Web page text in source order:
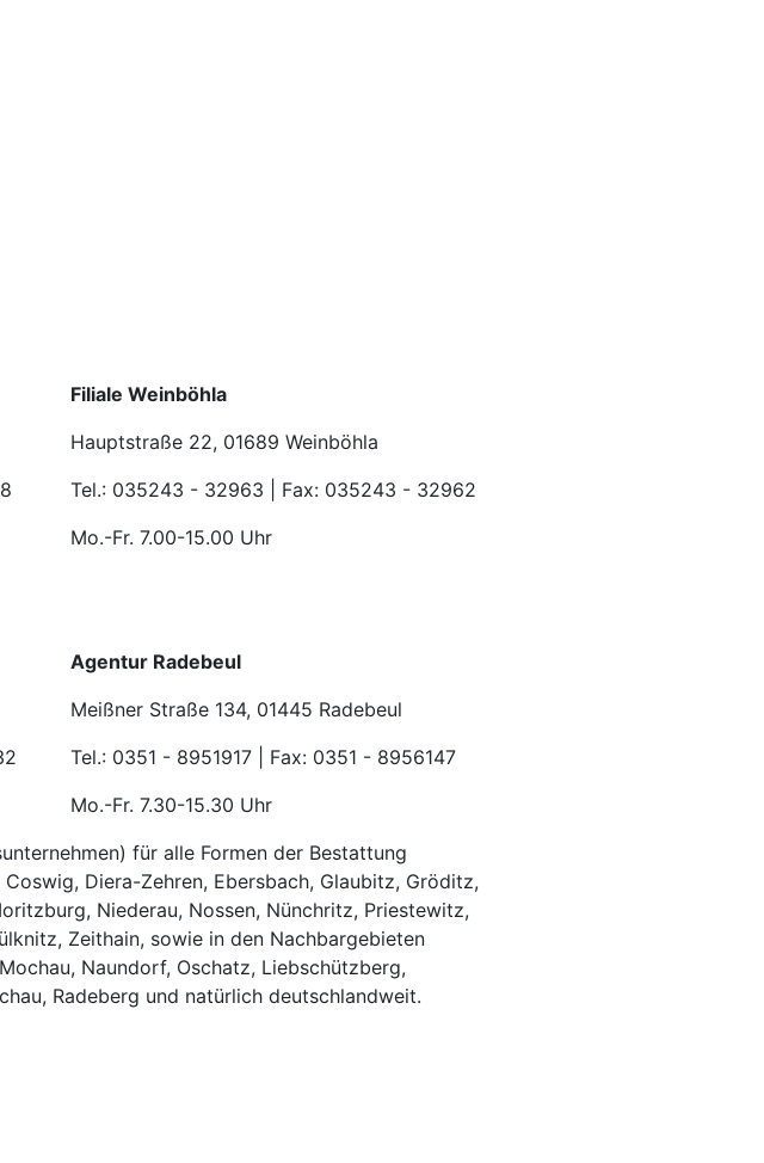
Filiale Weinböhla
Hauptstraße 22, 01689 Weinböhla
Tel.: 035243 - 32963 | Fax: 035243 - 32962
Mo.-Fr. 7.00-15.00 Uhr
Agentur Radebeul
Meißner Straße 134, 01445 Radebeul
Tel.: 0351 - 8951917 | Fax: 0351 - 8956147
Mo.-Fr. 7.30-15.30 Uhr
für alle Formen der Bestattung
Diera-Zehren, Ebersbach, Glaubitz, Gröditz,
Niederau, Nossen, Nünchritz, Priestewitz,
Zeithain, sowie in den Nachbargebieten
Naundorf, Oschatz, Liebschützberg,
Radeberg und natürlich deutschlandweit.